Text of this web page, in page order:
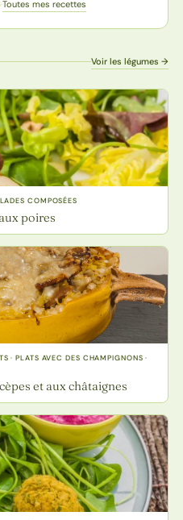
·Toutes mes recettes
Voir les légumes →
COMPOSÉES
poires
· PLATS AVEC DES CHAMPIGNONS ·
et aux châtaignes